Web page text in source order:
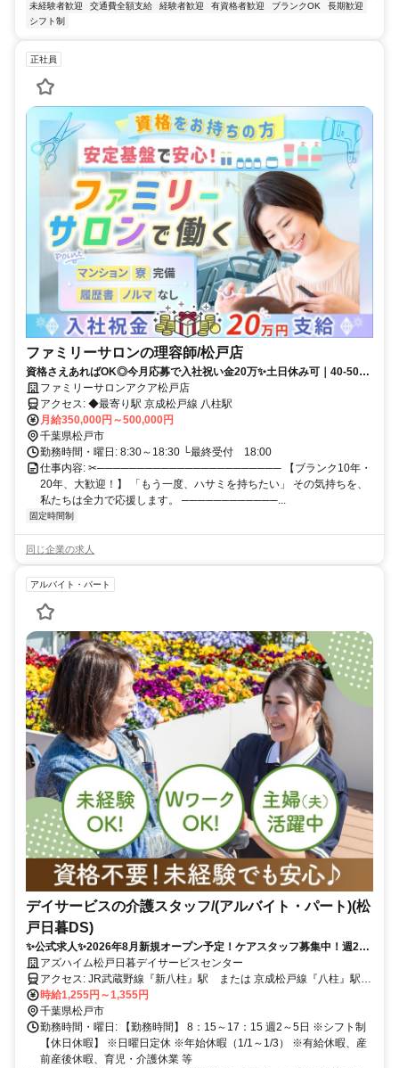
未経験者歓迎
交通費全額支給 経験者歓迎 有資格者歓迎 ブランクOK
長期歓迎
シフト制
正社員
ファミリーサロンの理容師/松戸店
資格さえあればOK◎今月応募で入社祝い金20万✨️土日休み可｜40-50代
活躍中｜ノルマ・SNS発信なし
ファミリーサロンアクア松戸店
アクセス: ◆最寄り駅 京成松戸線 八柱駅
月給350,000円～500,000円
千葉県松戸市
勤務時間・曜日: 8:30～18:30 └最終受付 18:00
仕事内容: ✂─────────────────────── 【ブランク10年・
20年、大歓迎！】 「もう一度、ハサミを持ちたい」 その気持ちを、
私たちは全力で応援します。 ────────────...
固定時間制
同じ企業の求人
アルバイト・パート
デイサービスの介護スタッフ/(アルバイト・パート)(松
戸日暮DS)
✨公式求人✨2026年8月新規オープン予定！ケアスタッフ募集中！週2日
勤務から◎幅広い年代のスタッフ活躍！
アズハイム松戸日暮デイサービスセンター
アクセス: JR武蔵野線『新八柱』駅 または 京成松戸線『八柱』駅よ
りとほ8分
時給1,255円～1,355円
千葉県松戸市
勤務時間・曜日: 【勤務時間】 8：15～17：15 週2～5日 ※シフト制
【休日休暇】 ※日曜日定休 ※年始休暇（1/1～1/3） ※有給休暇、産
前産後休暇、育児・介護休業 等